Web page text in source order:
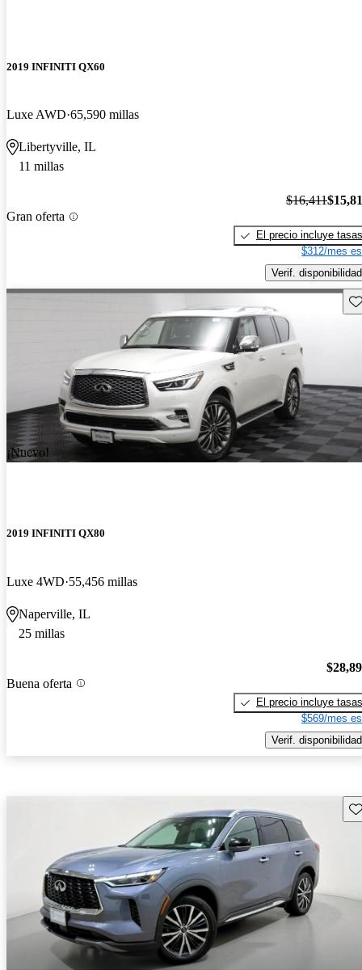
2019 INFINITI QX60
Luxe AWD 65,590 millas
Libertyville, IL
11 millas
Gran oferta
$16,411
El precio incluye tasas
$312/mes
Verif. disponibilidad
¡Nuevo!
2019 INFINITI QX80
Luxe 4WD 55,456 millas
Naperville, IL
25 millas
Buena oferta
El precio incluye tasas
$569/mes
Verif. disponibilidad